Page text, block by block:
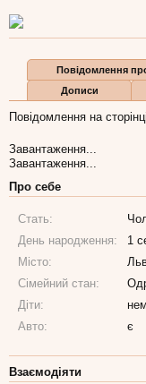
Повідомлення
Дописи
Повідомлення на
Завантаження...
Завантаження...
Про себе
Стать:
День народження:
1
Місто:
Сімейний стан:
Діти:
Авто:
є
Взаємодіяти